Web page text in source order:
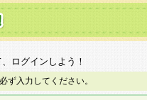
ログインしよう！
ず入力してください。